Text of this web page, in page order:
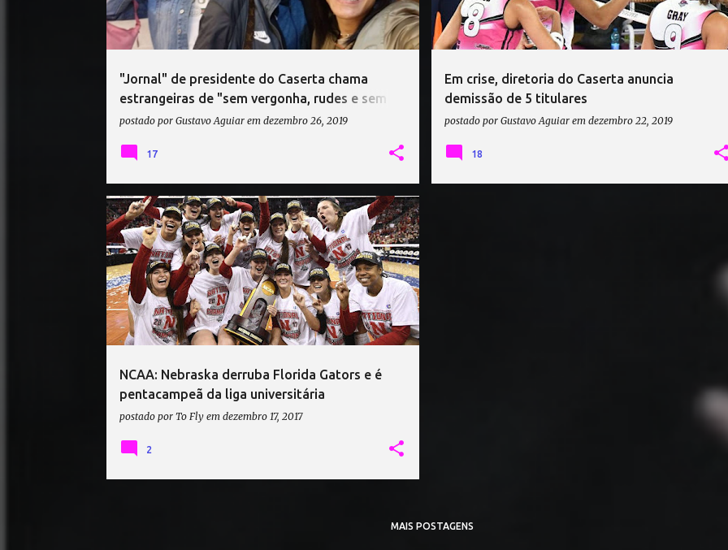
a
g
"Jornal" de presidente do Caserta chama
estrangeiras de "sem vergonha, rudes e sem
valor"
postado por Gustavo Aguiar em dezembro 26, 2019
17
Em crise, diretoria do Caserta anuncia
demissão de 5 titulares
postado por Gustavo Aguiar em dezembro 22, 2019
18
NCAA: Nebraska derruba Florida Gators e é
pentacampeã da liga universitária
postado por To Fly em dezembro 17, 2017
FLORIDA GATORS KELLY HUNTER MIKAELA FOECKE
NCAA 2017 NEBRASKA +
RHAMAT ALHASSAN
2
MAIS POSTAGENS